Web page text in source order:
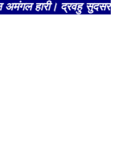
द्रवहु सुदसरथ अजिर